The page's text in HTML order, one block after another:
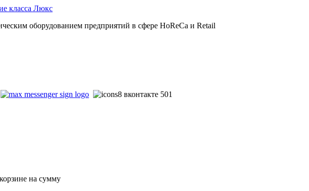
оборудованием предприятий в сфере HoReCa и Retail
на сумму